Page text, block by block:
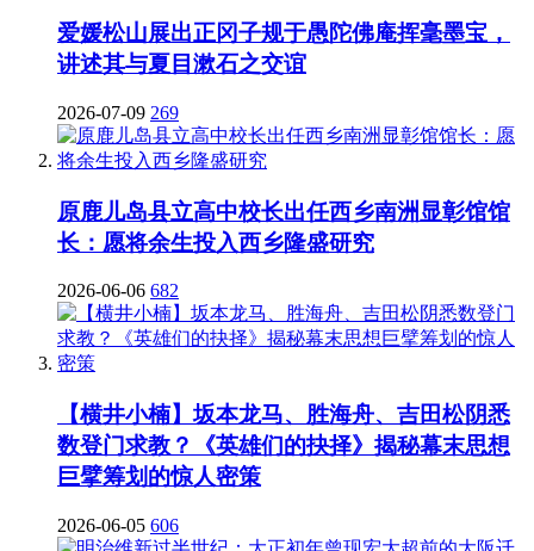
爱媛松山展出正冈子规于愚陀佛庵挥毫墨宝，
讲述其与夏目漱石之交谊
2026-07-09 269
原鹿儿岛县立高中校长出任西乡南洲显彰馆馆
长：愿将余生投入西乡隆盛研究
2026-06-06 682
【横井小楠】坂本龙马、胜海舟、吉田松阴悉
数登门求教？《英雄们的抉择》揭秘幕末思想
巨擘筹划的惊人密策
2026-06-05 606